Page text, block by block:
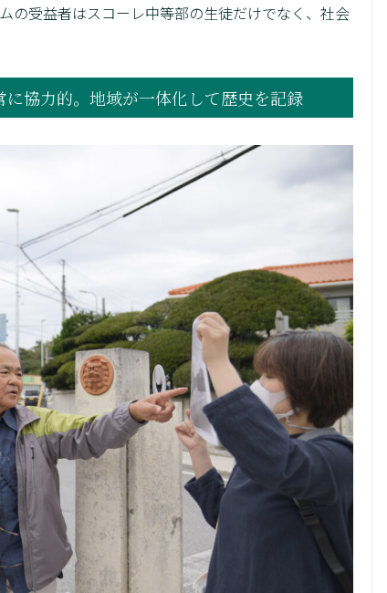
の受益者はスコーレ中等部の生徒だけでなく、社会
協力的。地域が一体化して歴史を記録